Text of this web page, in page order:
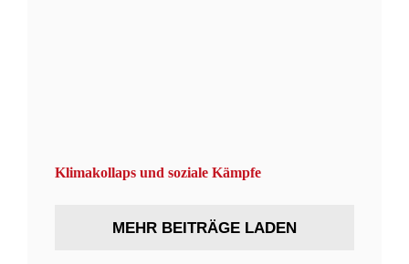
Klimakollaps und soziale Kämpfe
MEHR BEITRÄGE LADEN